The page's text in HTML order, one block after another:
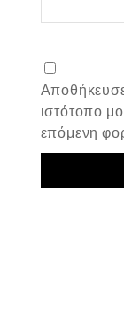
ιστότοπο
επόμενη